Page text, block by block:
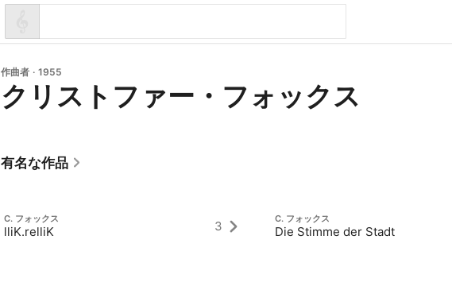
作曲者 · 1955
クリストファー・フォックス
有名な作品
C. フォックス
lliK.relliK 3 C. フォックス
Die Stimme der Stadt